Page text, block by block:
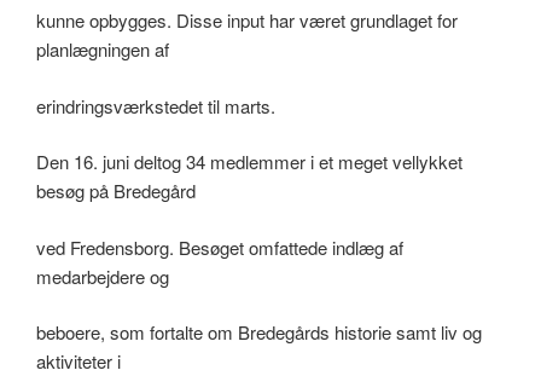
kunne opbygges. Disse input har været grundlaget for
planlægningen af
erindringsværkstedet til marts.
Den 16. juni deltog 34 medlemmer i et meget vellykket
besøg på Bredegård
ved Fredensborg. Besøget omfattede indlæg af
medarbejdere og
beboere, som fortalte om Bredegårds historie samt liv og
aktiviteter i